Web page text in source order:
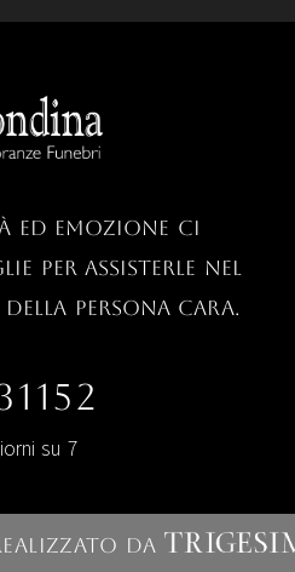
ed emozione ci
per assisterle nel
persona cara.
su 7
da